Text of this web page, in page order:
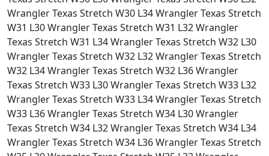
Wrangler Texas Stretch W30 L34 Wrangler Texas Stretch
W31 L30 Wrangler Texas Stretch W31 L32 Wrangler
Texas Stretch W31 L34 Wrangler Texas Stretch W32 L30
Wrangler Texas Stretch W32 L32 Wrangler Texas Stretch
W32 L34 Wrangler Texas Stretch W32 L36 Wrangler
Texas Stretch W33 L30 Wrangler Texas Stretch W33 L32
Wrangler Texas Stretch W33 L34 Wrangler Texas Stretch
W33 L36 Wrangler Texas Stretch W34 L30 Wrangler
Texas Stretch W34 L32 Wrangler Texas Stretch W34 L34
Wrangler Texas Stretch W34 L36 Wrangler Texas Stretch